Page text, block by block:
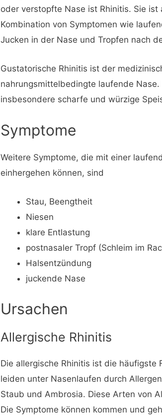
oder verstopfte Nase ist Rhinitis. Sie
Kombination von Symptomen wie
Jucken in der Nase und Tropfen nach
Gustatorische Rhinitis ist der
nahrungsmittelbedingte laufende
insbesondere scharfe und würzige
Symptome
Weitere Symptome, die mit einer
einhergehen können, sind
Stau, Beengtheit
Niesen
klare Entlastung
postnasaler Tropf (Schleim im
Halsentzündung
juckende Nase
Ursachen
Allergische Rhinitis
Die allergische Rhinitis ist die häufigste
leiden unter Nasenlaufen durch
Staub und Ambrosia. Diese Arten von
Die Symptome können kommen und